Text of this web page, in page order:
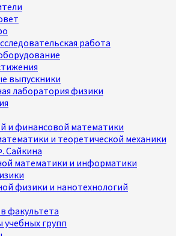
работа
выпускники
лаборатория физики
и финансовой математики
и теоретической механики
Сайкина
математики и информатики
физики и нанотехнологий
факультета
учебных групп